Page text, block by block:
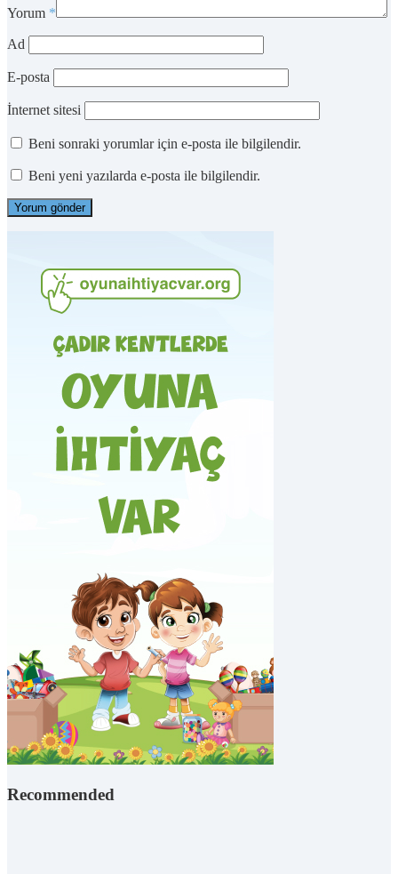
Yorum *
Ad
E-posta
İnternet sitesi
Beni sonraki yorumlar için e-posta ile bilgilendir.
Beni yeni yazılarda e-posta ile bilgilendir.
Recommended